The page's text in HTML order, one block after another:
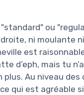
ou
ni moulante
est
d’eph, mais tu
Au niveau des
qui est agréable